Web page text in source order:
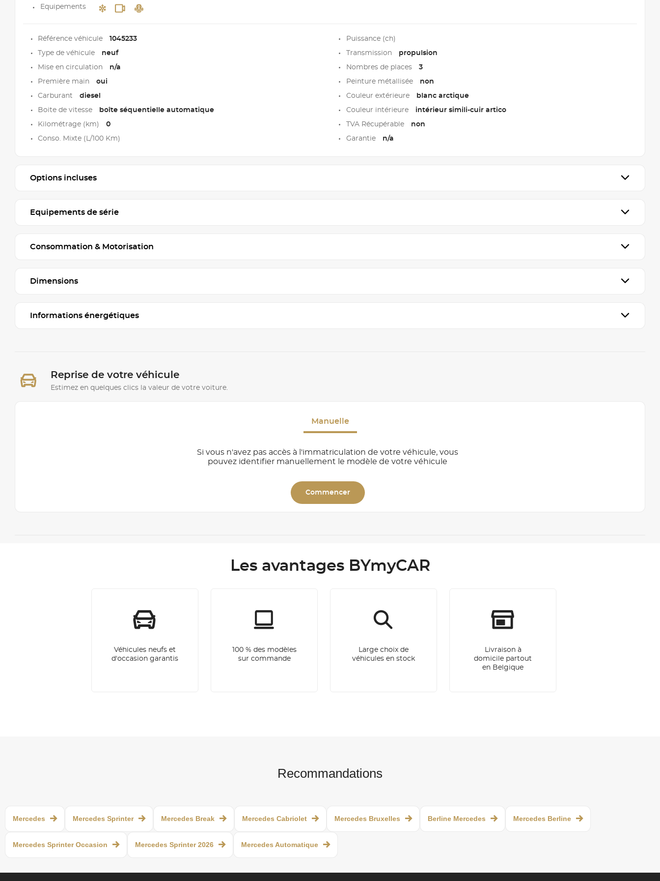
Equipements
Référence véhicule 1045233
Type de véhicule neuf
Mise en circulation n/a
Première main oui
Carburant diesel
Boite de vitesse boîte séquentielle automatique
Kilométrage (km) 0
Conso. Mixte (L/100 Km)
Puissance (ch)
Transmission propulsion
Nombres de places 3
Peinture métallisée non
Couleur extérieure blanc arctique
Couleur intérieure intérieur simili-cuir artico
TVA Récupérable non
Garantie n/a
Options incluses
Equipements de série
Consommation & Motorisation
Dimensions
Informations énergétiques
Reprise de votre véhicule
Estimez en quelques clics la valeur de votre voiture.
Manuelle
Si vous n'avez pas accès à l'immatriculation de votre véhicule, vous
pouvez identifier manuellement le modèle de votre véhicule
Commencer
Les avantages BYmyCAR
Véhicules neufs et
d'occasion garantis
100 % des modèles
sur commande
Large choix de
véhicules en stock
Livraison à
domicile partout
en Belgique
Recommandations
Mercedes Mercedes Sprinter Mercedes Break Mercedes Cabriolet Mercedes Bruxelles Berline Mercedes Mercedes Berline
Mercedes Sprinter Occasion Mercedes Sprinter 2026 Mercedes Automatique